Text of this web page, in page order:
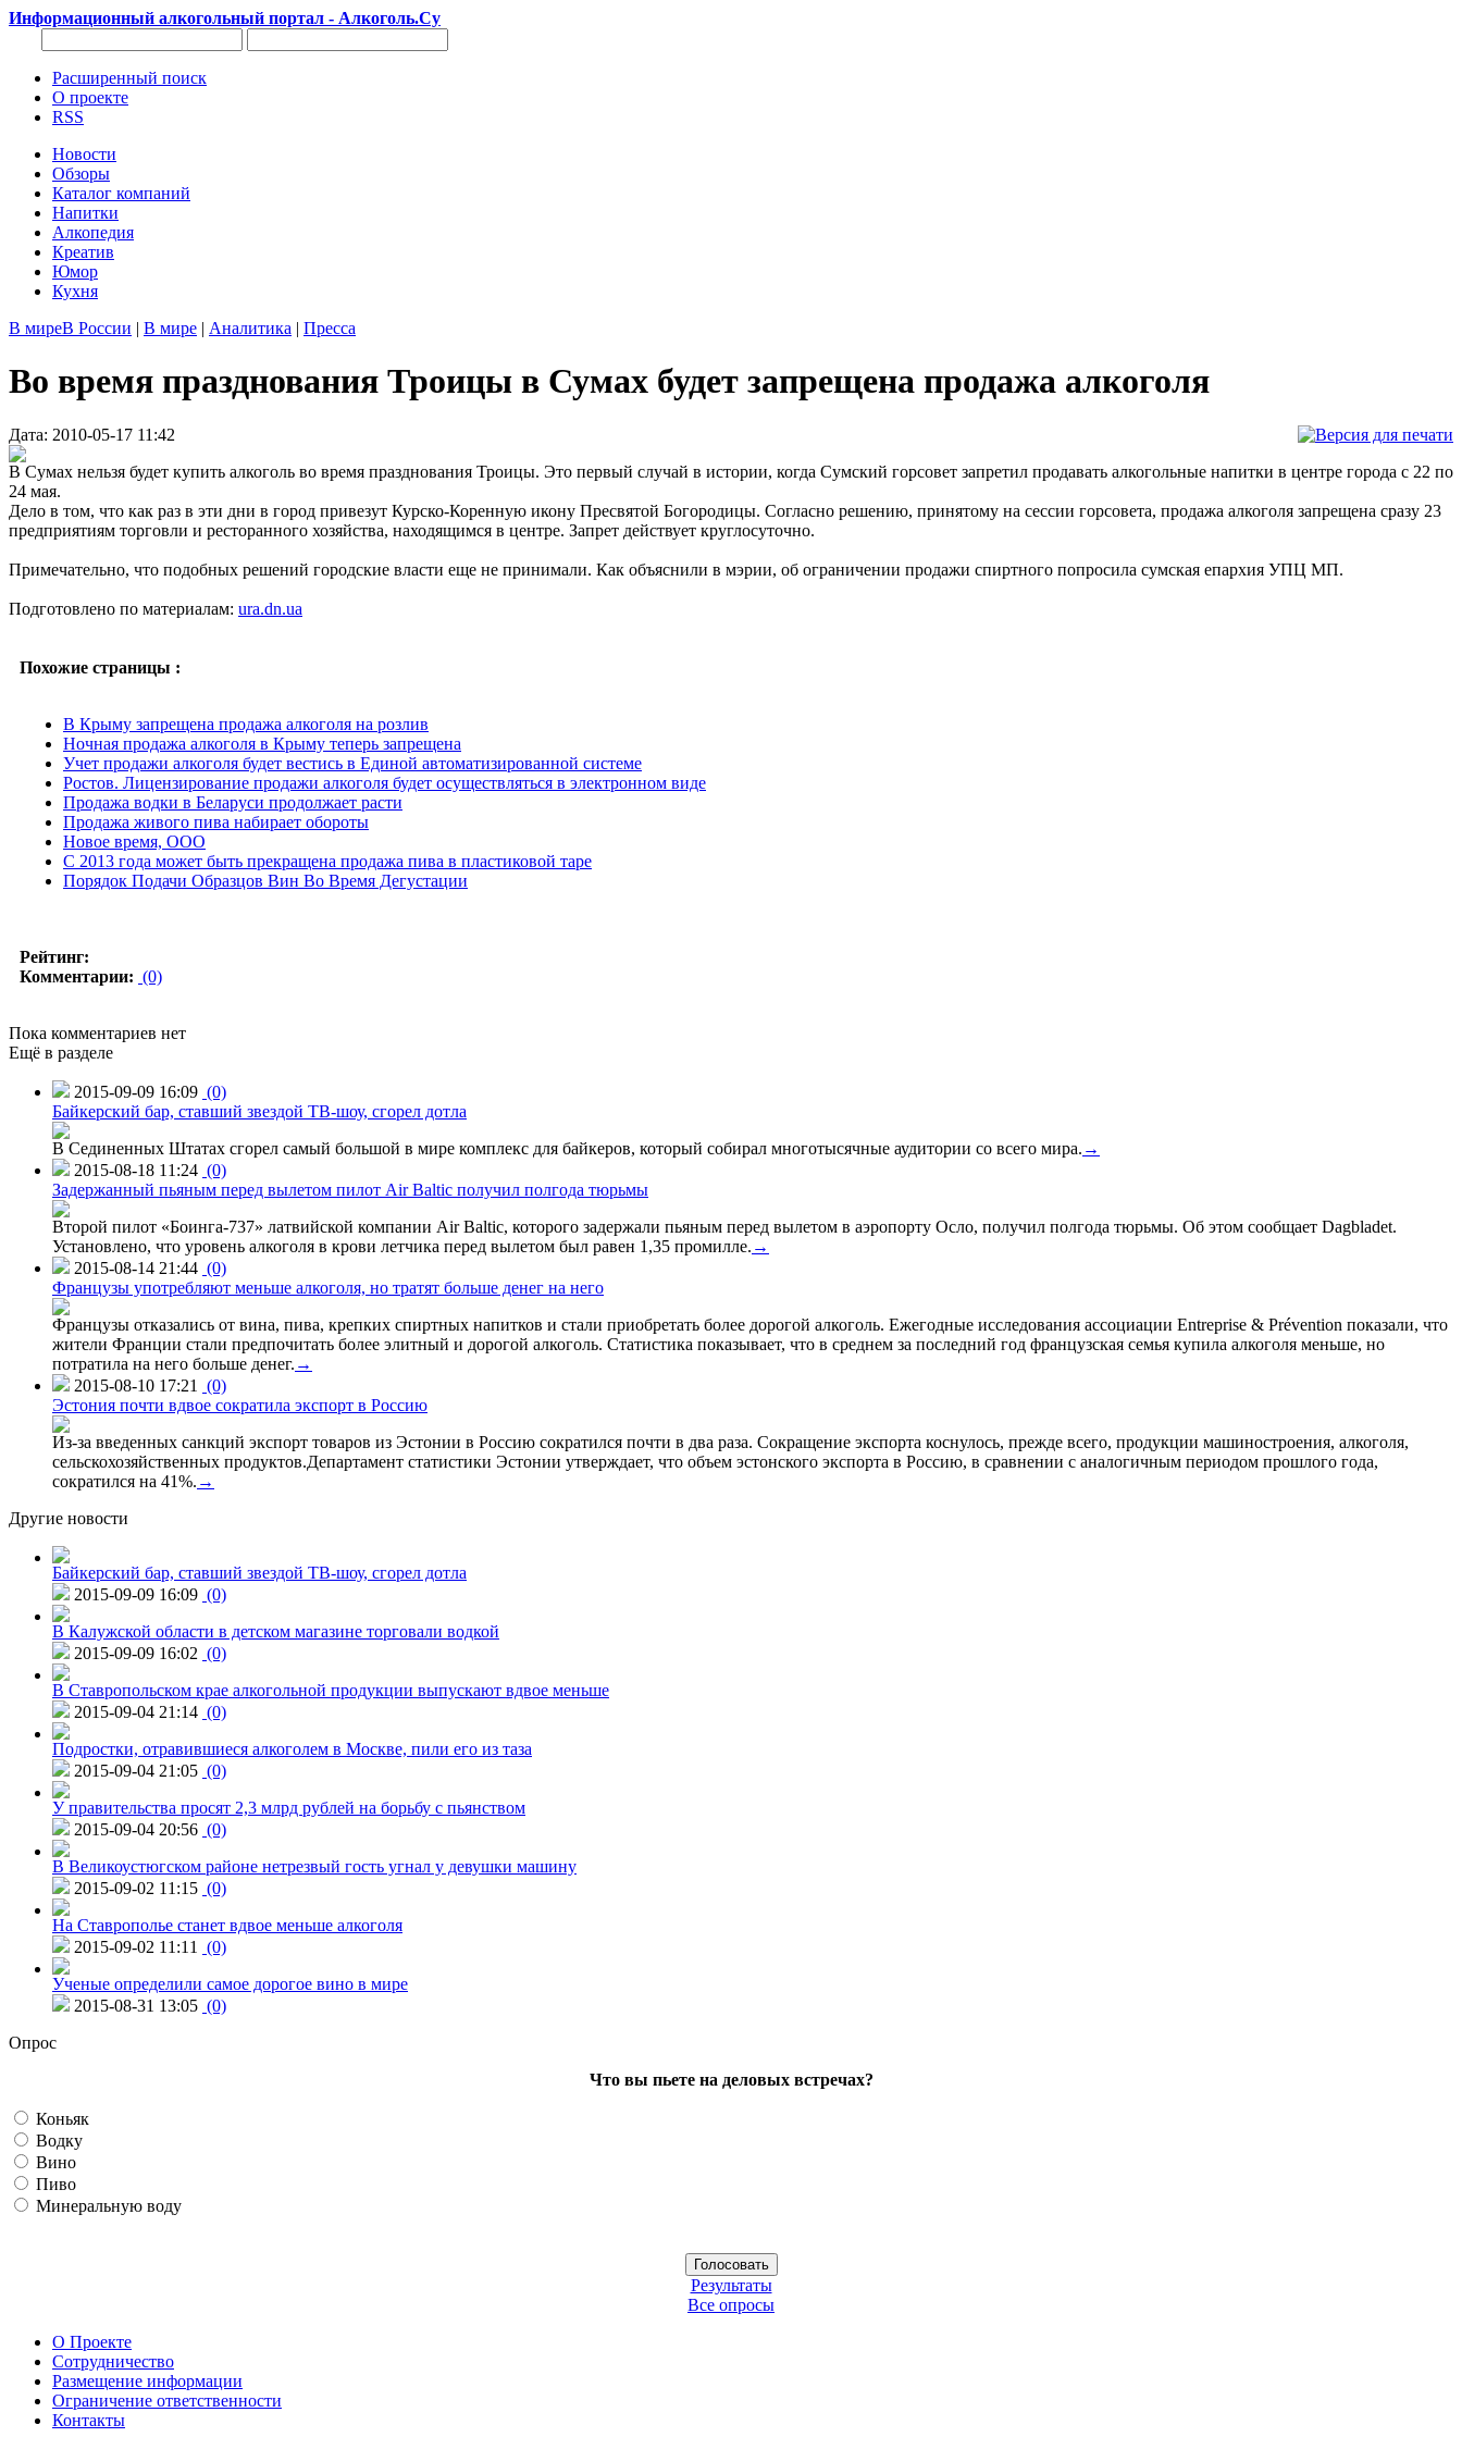
Информационный алкогольный портал - Алкоголь.Су
Расширенный поиск
О проекте
RSS
Новости
Обзоры
Каталог компаний
Напитки
Алкопедия
Креатив
Юмор
Кухня
В миреВ России | В мире | Аналитика | Пресса
Во время празднования Троицы в Сумах будет запрещена продажа алкоголя
Дата: 2010-05-17 11:42
В Сумах нельзя будет купить алкоголь во время празднования Троицы. Это первый случай в истории, когда Сумский горсовет запретил продавать алкогольные напитки в центре города с 22 по
24 мая.
Дело в том, что как раз в эти дни в город привезут Курско-Коренную икону Пресвятой Богородицы. Согласно решению, принятому на сессии горсовета, продажа алкоголя запрещена сразу 23
предприятиям торговли и ресторанного хозяйства, находящимся в центре. Запрет действует круглосуточно.
Примечательно, что подобных решений городские власти еще не принимали. Как объяснили в мэрии, об ограничении продажи спиртного попросила сумская епархия УПЦ МП.
Подготовлено по материалам: ura.dn.ua
Похожие страницы :
В Крыму запрещена продажа алкоголя на розлив
Ночная продажа алкоголя в Крыму теперь запрещена
Учет продажи алкоголя будет вестись в Единой автоматизированной системе
Ростов. Лицензирование продажи алкоголя будет осуществляться в электронном виде
Продажа водки в Беларуси продолжает расти
Продажа живого пива набирает обороты
Новое время, ООО
С 2013 года может быть прекращена продажа пива в пластиковой таре
Порядок Подачи Образцов Вин Во Время Дегустации
Рейтинг:
Комментарии: (0)
Пока комментариев нет
Ещё в разделе
2015-09-09 16:09 (0)
Байкерский бар, ставший звездой ТВ-шоу, сгорел дотла
В Сединенных Штатах сгорел самый большой в мире комплекс для байкеров, который собирал многотысячные аудитории со всего мира. →
2015-08-18 11:24 (0)
Задержанный пьяным перед вылетом пилот Air Baltic получил полгода тюрьмы
Второй пилот «Боинга-737» латвийской компании Air Baltic, которого задержали пьяным перед вылетом в аэропорту Осло, получил полгода тюрьмы. Об этом сообщает Dagbladet.
Установлено, что уровень алкоголя в крови летчика перед вылетом был равен 1,35 промилле. →
2015-08-14 21:44 (0)
Французы употребляют меньше алкоголя, но тратят больше денег на него
Французы отказались от вина, пива, крепких спиртных напитков и стали приобретать более дорогой алкоголь. Ежегодные исследования ассоциации Entreprise & Prévention показали, что
жители Франции стали предпочитать более элитный и дорогой алкоголь. Статистика показывает, что в среднем за последний год французская семья купила алкоголя меньше, но
потратила на него больше денег. →
2015-08-10 17:21
(0)
Эстония почти вдвое сократила экспорт в Россию
Из-за введенных санкций экспорт товаров из Эстонии в Россию сократился почти в два раза. Сокращение экспорта коснулось, прежде всего, продукции машиностроения, алкоголя,
сельскохозяйственных продуктов.Департамент статистики Эстонии утверждает, что объем эстонского экспорта в Россию, в сравнении с аналогичным периодом прошлого года,
сократился на 41%. →
Другие новости
Байкерский бар, ставший звездой ТВ-шоу, сгорел дотла
2015-09-09 16:09 (0)
В Калужской области в детском магазине торговали водкой
2015-09-09 16:02 (0)
В Ставропольском крае алкогольной продукции выпускают вдвое меньше
2015-09-04 21:14 (0)
Подростки, отравившиеся алкоголем в Москве, пили его из таза
2015-09-04 21:05 (0)
У правительства просят 2,3 млрд рублей на борьбу с пьянством
2015-09-04 20:56 (0)
В Великоустюгском районе нетрезвый гость угнал у девушки машину
2015-09-02 11:15 (0)
На Ставрополье станет вдвое меньше алкоголя
2015-09-02 11:11
(0)
Ученые определили самое дорогое вино в мире
2015-08-31 13:05 (0)
Опрос
Что вы пьете на деловых встречах?
Коньяк
Водку
Вино
Пиво
Минеральную воду
Результаты
Все опросы
О Проекте
Сотрудничество
Размещение информации
Ограничение ответственности
Контакты